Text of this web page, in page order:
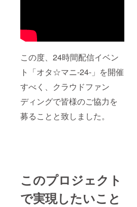
この度、24時間配信イベン
ト「オタ☆マニ-24-」を開催
すべく、クラウドファン
ディングで皆様のご協力を
募ることと致しました。
このプロジェクト
で実現したいこと